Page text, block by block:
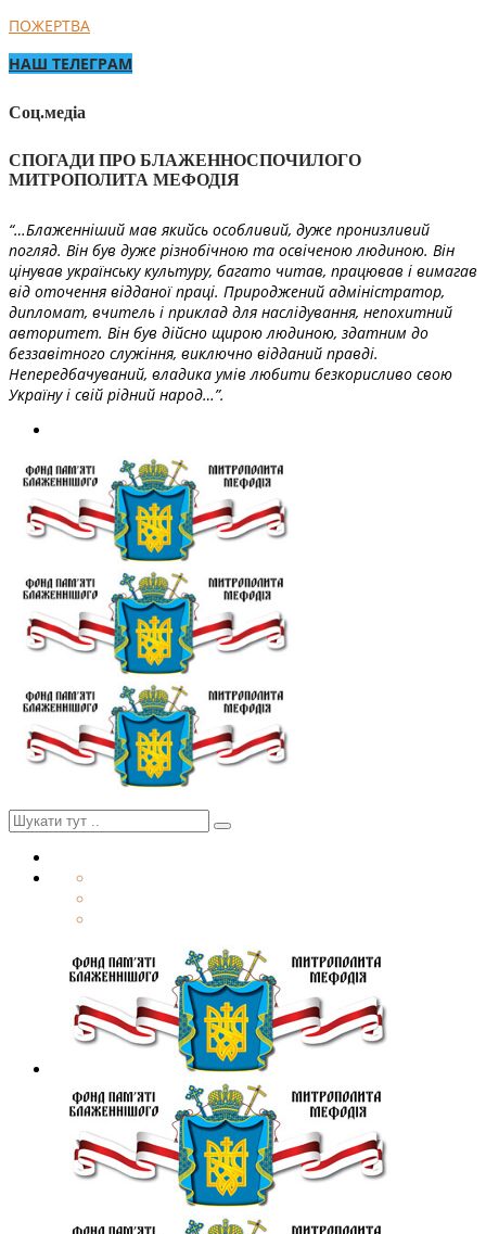
ПОЖЕРТВА
НАШ ТЕЛЕГРАМ
Соц.медіа
СПОГАДИ ПРО БЛАЖЕННОСПОЧИЛОГО
МИТРОПОЛИТА МЕФОДІЯ
“…Блаженніший мав якийсь особливий, дуже пронизливий
погляд. Він був дуже різнобічною та освіченою людиною. Він
цінував українську культуру, багато читав, працював і вимагав
від оточення відданої праці. Природжений адміністратор,
дипломат, вчитель і приклад для наслідування, непохитний
авторитет. Він був дійсно щирою людиною, здатним до
беззавітного служіння, виключно відданий правді.
Непередбачуваний, владика умів любити безкорисливо свою
Україну і свій рідний народ…”.